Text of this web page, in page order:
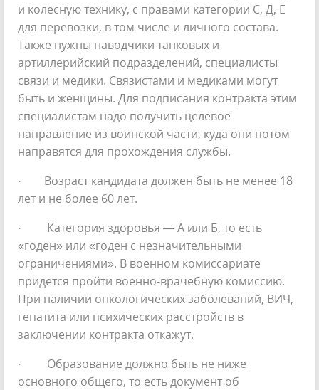
и колесную технику, с правами категории С, Д, Е
для перевозки, в том числе и личного состава.
Также нужны наводчики танковых и
артиллерийский подразделений, специалисты
связи и медики. Связистами и медиками могут
быть и женщины. Для подписания контракта этим
специалистам надо получить целевое
направление из воинской части, куда они потом
направятся для прохождения службы.
· Возраст кандидата должен быть не менее 18
лет и не более 60 лет.
· Категория здоровья — А или Б, то есть
«годен» или «годен с незначительными
ограничениями». В военном комиссариате
придется пройти военно-врачебную комиссию.
При наличии онкологических заболеваний, ВИЧ,
гепатита или психических расстройств в
заключении контракта откажут.
· Образование должно быть не ниже
основного общего, то есть документ об